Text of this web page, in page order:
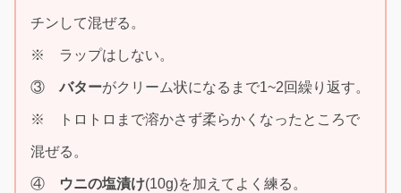
チンして混ぜる。
※ ラップはしない。
③ バターがクリーム状になるまで1~2回繰り返す。
※ トロトロまで溶かさず柔らかくなったところで
混ぜる。
④ ウニの塩漬け(10g)を加えてよく練る。